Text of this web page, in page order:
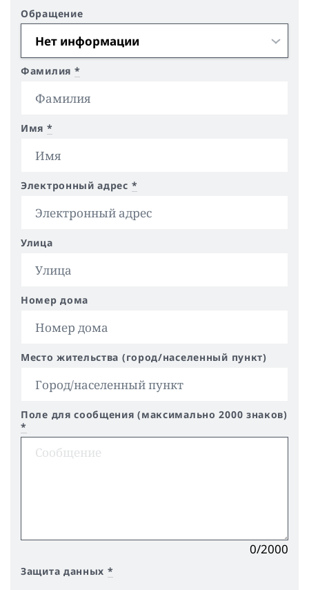
Обращение
Фамилия *
Имя *
Электронный адрес *
Улица
Номер дома
Место жительства (город/населенный пункт)
Поле для сообщения (максимально 2000 знаков)
*
0/2000
Защита данных *